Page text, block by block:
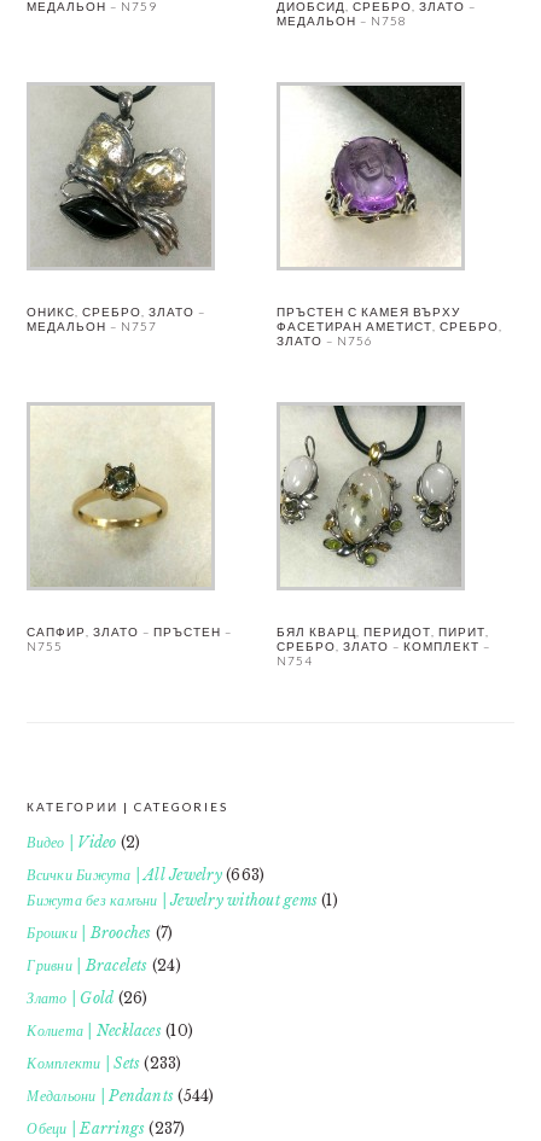
МЕДАЛЬОН – N759
ДИОБСИД, СРЕБРО, ЗЛАТО –
МЕДАЛЬОН – N758
ОНИКС, СРЕБРО, ЗЛАТО –
МЕДАЛЬОН – N757
ПРЪСТЕН С КАМЕЯ ВЪРХУ
ФАСЕТИРАН АМЕТИСТ, СРЕБРО,
ЗЛАТО – N756
САПФИР, ЗЛАТО – ПРЪСТЕН –
N755
БЯЛ КВАРЦ, ПЕРИДОТ, ПИРИТ,
СРЕБРО, ЗЛАТО – КОМПЛЕКТ –
N754
FOOTER
КАТЕГОРИИ | CATEGORIES
Видео | Video (2)
Всички Бижута | All Jewelry(663)
Бижута без камъни | Jewelry without gems (1)
Брошки | Brooches (7)
Гривни | Bracelets (24)
Злато | Gold (26)
Колиета | Necklaces(10)
Комплекти | Sets (233)
Медальони | Pendants (544)
Обеци | Earrings (237)